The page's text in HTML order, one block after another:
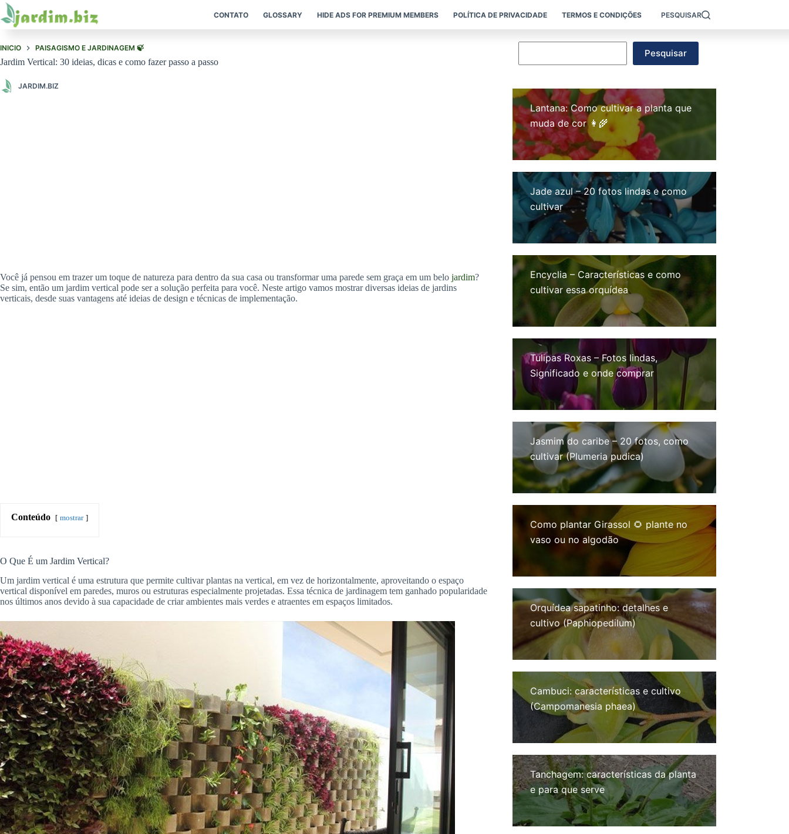
Pular
para
CONTATO GLOSSARY HIDE ADS FOR PREMIUM MEMBERS POLÍTICA DE PRIVACIDADE TERMOS E CONDIÇÕES PESQUISAR
INICIO PAISAGISMO E JARDINAGEM 🍃
Jardim Vertical: 30 ideias, dicas e como fazer passo a passo
JARDIM.BIZ
Você já pensou em trazer um toque de natureza para dentro da sua casa ou transformar uma parede sem graça em um belo jardim?
Se sim, então um jardim vertical pode ser a solução perfeita para você. Neste artigo vamos mostrar diversas ideias de jardins
verticais, desde suas vantagens até ideias de design e técnicas de implementação.
Conteúdo mostrar
O Que É um Jardim Vertical?
Um jardim vertical é uma estrutura que permite cultivar plantas na vertical, em vez de horizontalmente, aproveitando o espaço
vertical disponível em paredes, muros ou estruturas especialmente projetadas. Essa técnica de jardinagem tem ganhado popularidade
nos últimos anos devido à sua capacidade de criar ambientes mais verdes e atraentes em espaços limitados.
Pesquisar
Lantana: Como cultivar a planta que
muda de cor 👩‍🌾
Jade azul – 20 fotos lindas e como
cultivar
Encyclia – Características e como
cultivar essa orquídea
Tulipas Roxas – Fotos lindas,
Significado e onde comprar
Jasmim do caribe – 20 fotos, como
cultivar (Plumeria pudica)
Como plantar Girassol 🌻 plante no
vaso ou no algodão
Orquídea sapatinho: detalhes e
cultivo (Paphiopedilum)
Cambuci: características e cultivo
(Campomanesia phaea)
Tanchagem: características da planta
e para que serve